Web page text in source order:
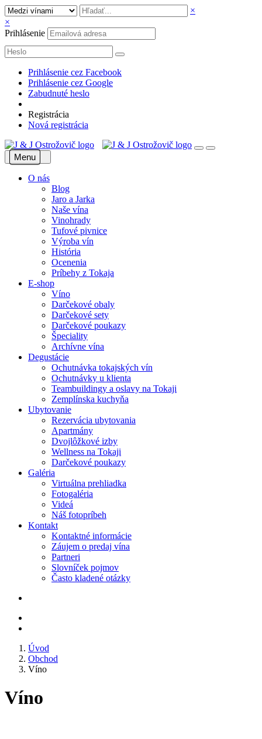
×
×
Prihlásenie
Prihlásenie cez Facebook
Prihlásenie cez Google
Zabudnuté heslo
Registrácia
Nová registrácia
Menu
O nás
Blog
Jaro a Jarka
Naše vína
Vinohrady
Tufové pivnice
Výroba vín
História
Ocenenia
Príbehy z Tokaja
E-shop
Víno
Darčekové obaly
Darčekové sety
Darčekové poukazy
Špeciality
Archívne vína
Degustácie
Ochutnávka tokajských vín
Ochutnávky u klienta
Teambuildingy a oslavy na Tokaji
Zemplínska kuchyňa
Ubytovanie
Rezervácia ubytovania
Apartmány
Dvojlôžkové izby
Wellness na Tokaji
Darčekové poukazy
Galéria
Virtuálna prehliadka
Fotogaléria
Videá
Náš fotopríbeh
Kontakt
Kontaktné informácie
Záujem o predaj vína
Partneri
Slovníček pojmov
Často kladené otázky
Úvod
Obchod
Víno
Víno